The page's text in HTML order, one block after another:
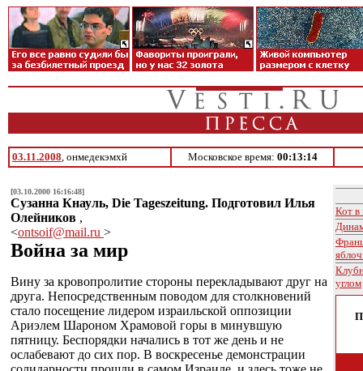
03.11.2008, онмедекэмхй Московское время: 00:13:14
[03.10.2000 16:16:48]
Сузанна Кнауль, Die Tageszeitung. Подготовил Илья
Олейников ,
<ontsoif@mail.ru >
Война за мир
Вину за кровопролитие стороны перекладывают друг на
друга. Непосредственным поводом для столкновений
стало посещение лидером израильской оппозиции
Ариэлем Шароном Храмовой горы в минувшую
пятницу. Беспорядки начались в тот же день и не
ослабевают до сих пор. В воскресенье демонстрации
Кот в
углом